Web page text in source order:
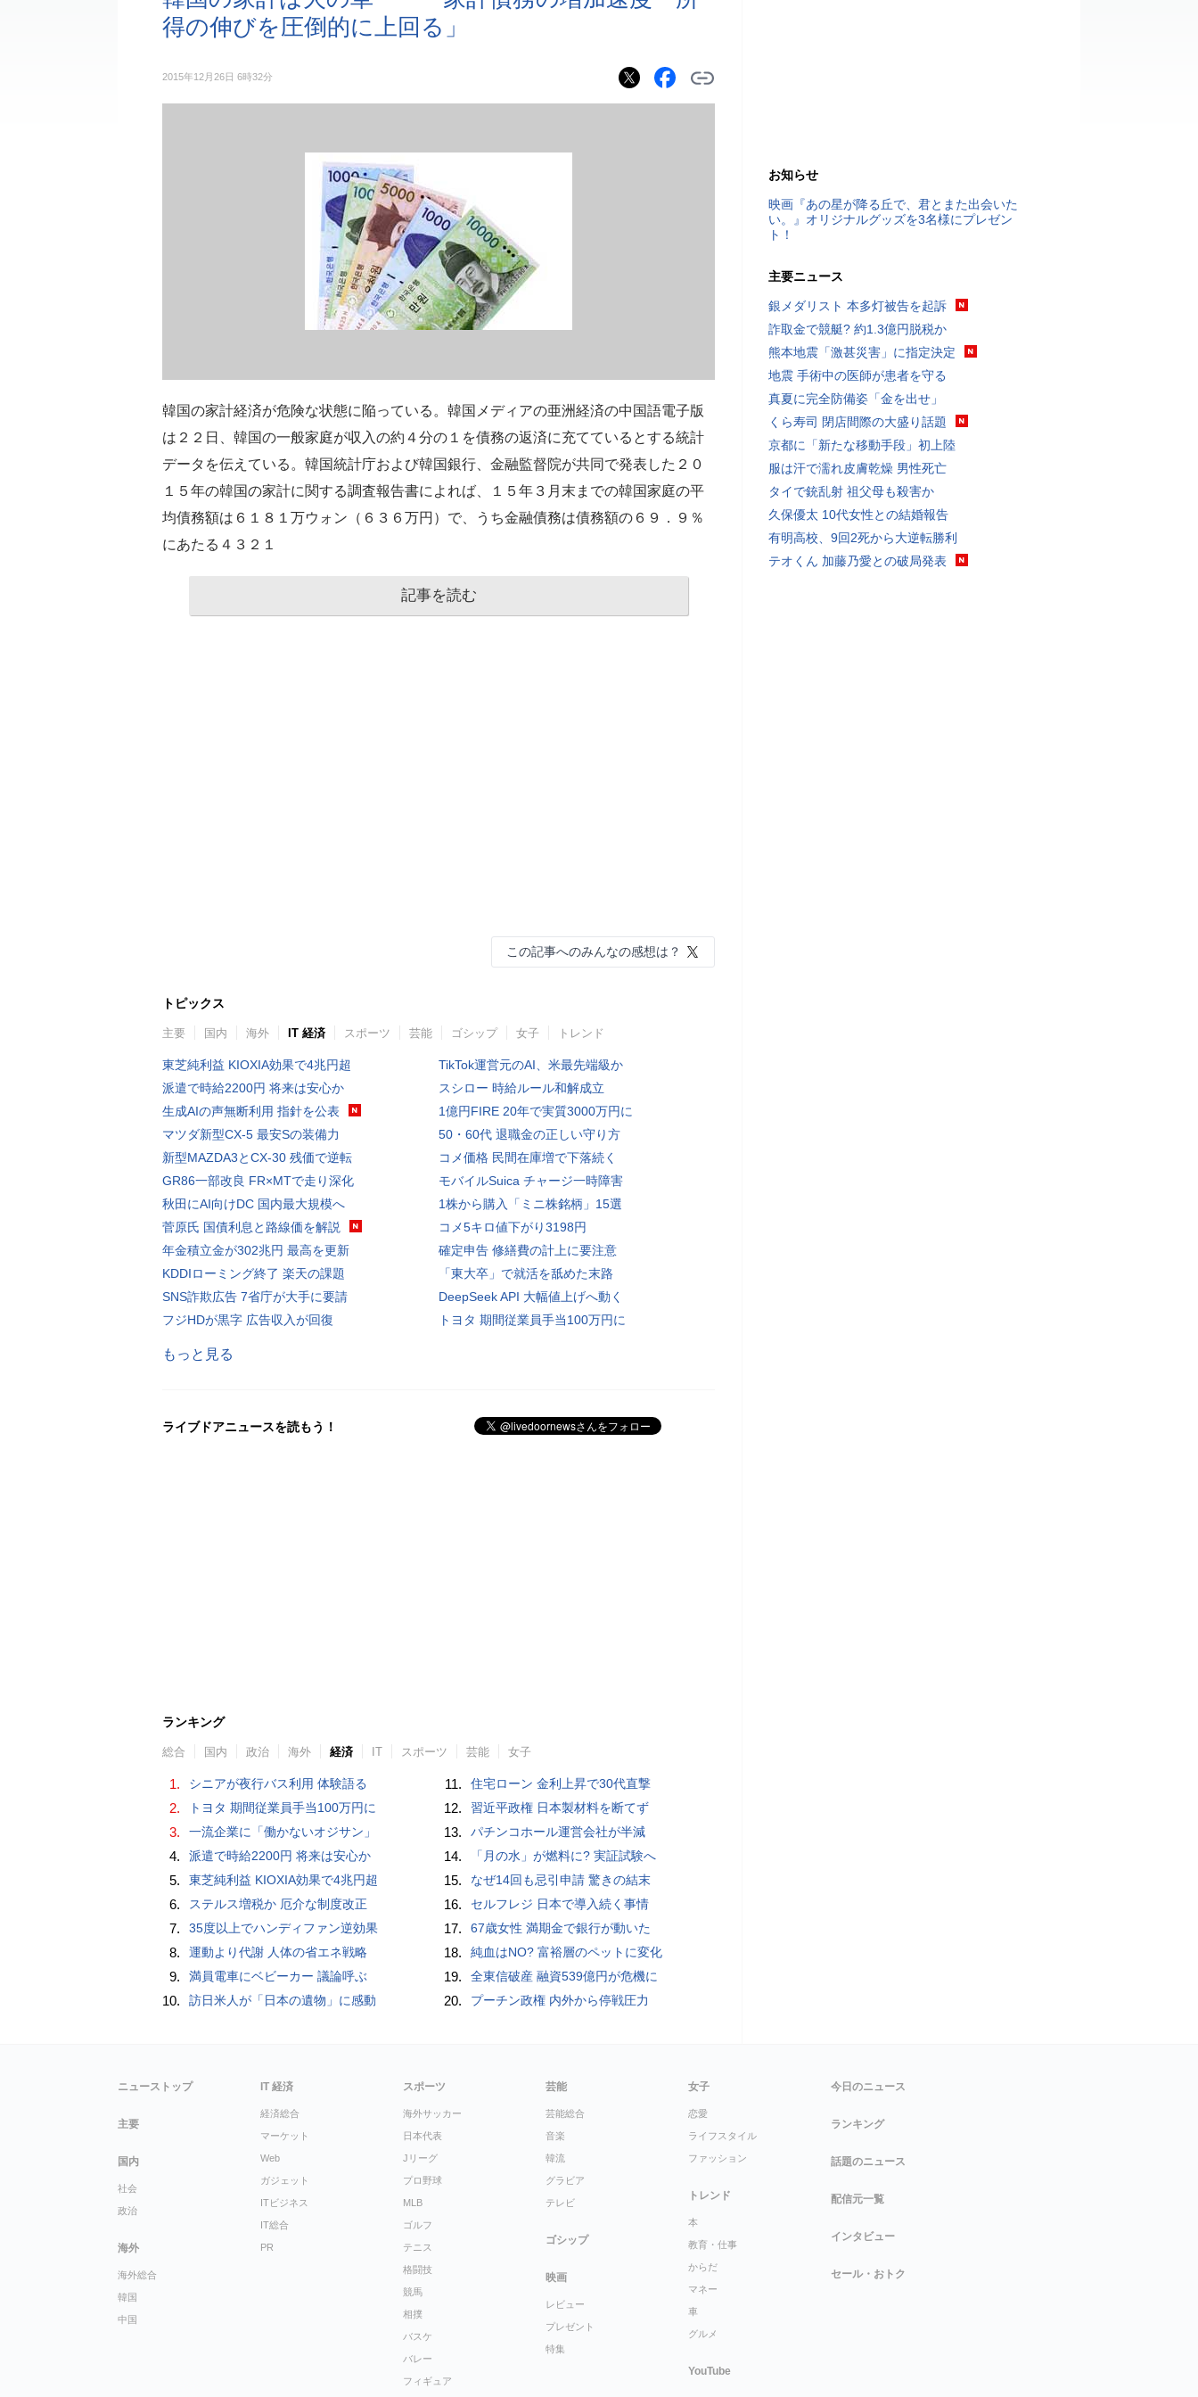
得の伸びを圧倒的に上回る」
2015年12月26日 6時32分
韓国の家計経済が危険な状態に陥っている。韓国メディアの亜洲経済の中国語電子版
は２２日、韓国の一般家庭が収入の約４分の１を債務の返済に充てているとする統計
データを伝えている。韓国統計庁および韓国銀行、金融監督院が共同で発表した２０
１５年の韓国の家計に関する調査報告書によれば、１５年３月末までの韓国家庭の平
均債務額は６１８１万ウォン（６３６万円）で、うち金融債務は債務額の６９．９％
にあたる４３２１
記事を読む
この記事へのみんなの感想は？
トピックス
主要 国内 海外 IT 経済 スポーツ 芸能 ゴシップ 女子 トレンド
東芝純利益 KIOXIA効果で4兆円超
派遣で時給2200円 将来は安心か
生成AIの声無断利用 指針を公表
マツダ新型CX-5 最安Sの装備力
新型MAZDA3とCX-30 残価で逆転
GR86一部改良 FR×MTで走り深化
秋田にAI向けDC 国内最大規模へ
菅原氏 国債利息と路線価を解説
年金積立金が302兆円 最高を更新
KDDIローミング終了 楽天の課題
SNS詐欺広告 7省庁が大手に要請
フジHDが黒字 広告収入が回復
TikTok運営元のAI、米最先端級か
スシロー 時給ルール和解成立
1億円FIRE 20年で実質3000万円に
50・60代 退職金の正しい守り方
コメ価格 民間在庫増で下落続く
モバイルSuica チャージ一時障害
1株から購入「ミニ株銘柄」15選
コメ5キロ値下がり3198円
確定申告 修繕費の計上に要注意
「東大卒」で就活を舐めた末路
DeepSeek API 大幅値上げへ動く
トヨタ 期間従業員手当100万円に
もっと見る
ライブドアニュースを読もう！
ランキング
総合 国内 政治 海外 経済 IT スポーツ 芸能 女子
1. シニアが夜行バス利用 体験語る
2. トヨタ 期間従業員手当100万円に
3. 一流企業に「働かないオジサン」
4. 派遣で時給2200円 将来は安心か
5. 東芝純利益 KIOXIA効果で4兆円超
6. ステルス増税か 厄介な制度改正
7. 35度以上でハンディファン逆効果
8. 運動より代謝 人体の省エネ戦略
9. 満員電車にベビーカー 議論呼ぶ
10. 訪日米人が「日本の遺物」に感動
11. 住宅ローン 金利上昇で30代直撃
12. 習近平政権 日本製材料を断てず
13. パチンコホール運営会社が半減
14. 「月の水」が燃料に? 実証試験へ
15. なぜ14回も忌引申請 驚きの結末
16. セルフレジ 日本で導入続く事情
17. 67歳女性 満期金で銀行が動いた
18. 純血はNO? 富裕層のペットに変化
19. 全東信破産 融資539億円が危機に
20. プーチン政権 内外から停戦圧力
お知らせ
映画『あの星が降る丘で、君とまた出会いた
い。』オリジナルグッズを3名様にプレゼン
ト！
主要ニュース
銀メダリスト 本多灯被告を起訴
詐取金で競艇? 約1.3億円脱税か
熊本地震「激甚災害」に指定決定
地震 手術中の医師が患者を守る
真夏に完全防備姿「金を出せ」
くら寿司 閉店間際の大盛り話題
京都に「新たな移動手段」初上陸
服は汗で濡れ皮膚乾燥 男性死亡
タイで銃乱射 祖父母も殺害か
久保優太 10代女性との結婚報告
有明高校、9回2死から大逆転勝利
テオくん 加藤乃愛との破局発表
ニューストップ
主要
国内
社会
政治
海外
海外総合
韓国
中国
IT 経済
経済総合
マーケット
Web
ガジェット
ITビジネス
IT総合
PR
スポーツ
海外サッカー
日本代表
Jリーグ
プロ野球
MLB
ゴルフ
テニス
格闘技
競馬
相撲
バスケ
バレー
フィギュア
芸能
芸能総合
音楽
韓流
グラビア
テレビ
ゴシップ
映画
レビュー
プレゼント
特集
女子
恋愛
ライフスタイル
ファッション
トレンド
本
教育・仕事
からだ
マネー
車
グルメ
YouTube
今日のニュース
ランキング
話題のニュース
配信元一覧
インタビュー
セール・おトク